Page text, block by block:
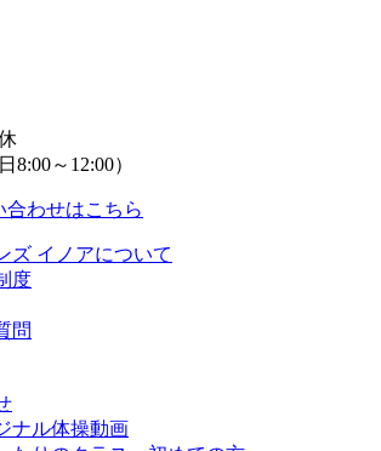
8:00～12:00）
ズ イノアについて
度
問
ナル体操動画